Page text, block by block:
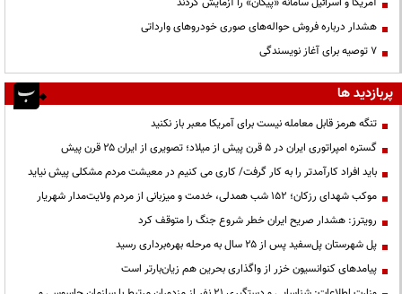
هشدار درباره فروش حواله‌های صوری خودروهای وارداتی
۷ توصیه برای آغاز نویسندگی
پربازدید ها
تنگه هرمز قابل معامله نیست برای آمریکا معبر باز نکنید
گستره امپراتوری ایران در ۵ قرن پیش از میلاد؛ تصویری از ایران ۲۵ قرن پیش
باید افراد کارآمدتر را به کار گرفت/ کاری می کنیم در معیشت مردم مشکلی پیش نیاید
موکب شهدای رزکان؛ ۱۵۲ شب همدلی، خدمت و میزبانی از مردم ولایت‌مدار شهریار
رویترز: هشدار صریح ایران خطر شروع جنگ را متوقف کرد
پل شهرستان پل‌سفید پس از ۲۵ سال به مرحله بهره‌برداری رسید
پیامدهای کنوانسیون خزر از واگذاری بحرین هم زیان‌بارتر است